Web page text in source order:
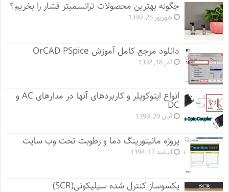
چگونه بهترین محصولات ترانسمیتر فشار را بخریم؟
شهریور 25, 1399
دانلود مرجع کامل آموزش OrCAD PSpice
آذر 18, 1392
انواع اپتوکوپلر و کاربردهای آنها در مدارهای AC و
DC
آبان 20, 1399
پروژه مانيتورينگ دما و رطوبت تحت وب سایت
اسفند 17, 1394
یکسوساز کنترل شده سیلیکونی(SCR)